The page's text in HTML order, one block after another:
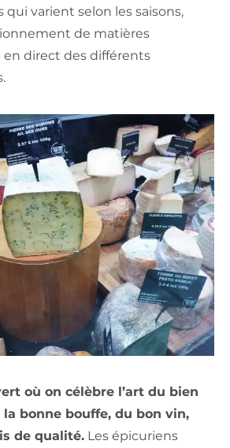
varient selon les saisons,
de matières
en direct des différents
où on célèbre l’art du bien
bonne bouffe, du bon vin,
de qualité. Les épicuriens